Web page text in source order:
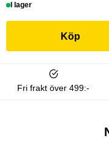
I lager
Köp
Fri frakt över 499:-